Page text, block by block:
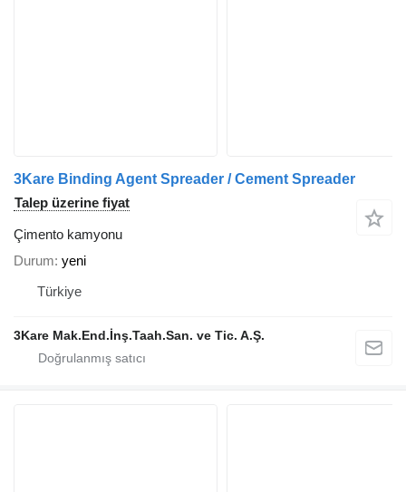
3Kare Binding Agent Spreader / Cement Spreader
Talep üzerine fiyat
Çimento kamyonu
Durum yeni
Türkiye
3Kare Mak.End.İnş.Taah.San. ve Tic. A.Ş.